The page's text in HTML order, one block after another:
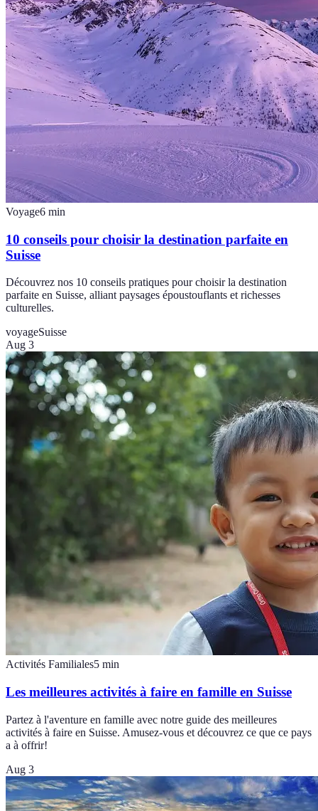
Voyage6 min
10 conseils pour choisir la destination parfaite en
Suisse
Découvrez nos 10 conseils pratiques pour choisir la destination
parfaite en Suisse, alliant paysages époustouflants et richesses
culturelles.
voyageSuisse
Aug 3
Activités Familiales5 min
Les meilleures activités à faire en famille en Suisse
Partez à l'aventure en famille avec notre guide des meilleures
activités à faire en Suisse. Amusez-vous et découvrez ce que ce pays
a à offrir!
Aug 3